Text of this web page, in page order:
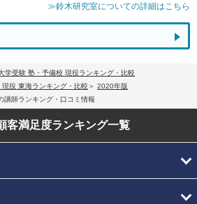
≫鈴木研究室についての詳細はこちら
学受験 塾・予備校 現役ランキング・比較
役 東海ランキング・比較
2020年版
講師ランキング・口コミ情報
客満足度ランキング一覧